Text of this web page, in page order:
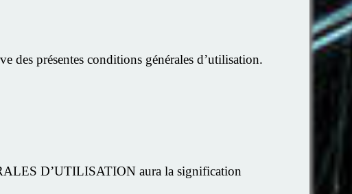
des présentes conditions générales d’utilisation.
D’UTILISATION aura la signification